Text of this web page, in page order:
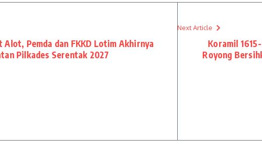
Alot, Pemda dan FKKD Lotim Akhirnya
Pilkades Serentak 2027
Next Article
Koramil
Royong